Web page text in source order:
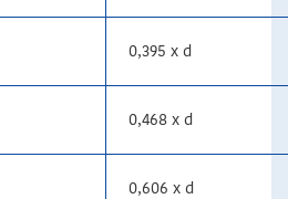
0,395 x d
0,468 x d
0,606 x d